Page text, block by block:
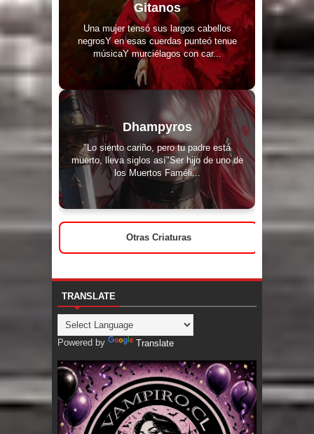
Gitanos
Una mujer tensó sus largos cabellos
negrosY en esas cuerdas punteó tenue
músicaY murciélagos con car...
Dhampyros
"Lo siento cariño, pero tu padre está
muerto, lleva siglos así"Ser hijo de uno de
los Muertos Faméli...
Otras Criaturas
TRANSLATE
Powered by Translate